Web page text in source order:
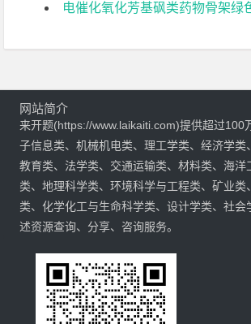
电催化氧化芳基砜类药物骨架绿
网站简介
来开题(https://www.laikaiti.com)提供超过100
子信息类、机械机电类、理工学类、经济学类
教育类、法学类、交通运输类、材料类、海洋
类、地理科学类、环境科学与工程类、矿业类
类、化学化工与生命科学类、设计学类、社会
述资源查询、分享、咨询服务。